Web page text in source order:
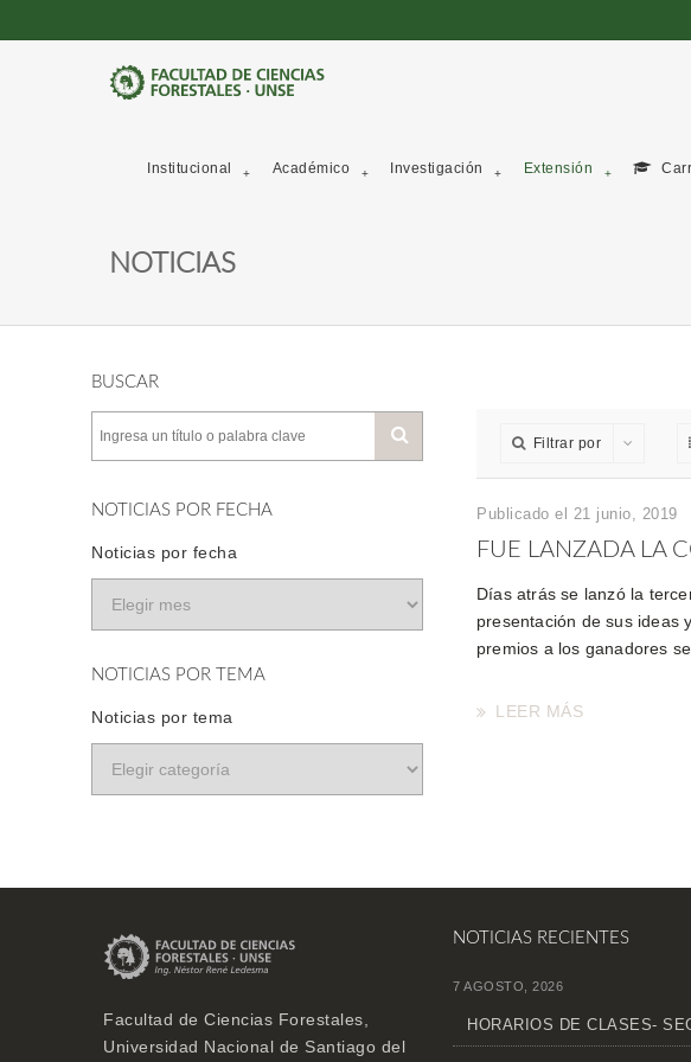
Institucional Académico Investigación Extensión
NOTICIAS
BUSCAR
NOTICIAS POR FECHA
Noticias por fecha
NOTICIAS POR TEMA
Noticias por tema
Filtrar por
Publicado el 21 junio, 2019
FUE LANZADA LA
Días atrás se lanzó la
presentación de sus ideas
premios a los ganadores
LEER MÁS
Facultad de Ciencias Forestales,
Universidad Nacional de Santiago del
NOTICIAS RECIENTES
7 AGOSTO, 2026
HORARIOS DE CLASES-